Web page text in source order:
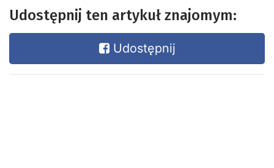
Udostępnij ten artykuł znajomym:
Udostępnij